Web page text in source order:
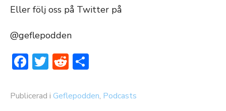
Eller följ oss på Twitter på
@geflepodden
Facebook
Twitter
Reddit
Publicerad i Geflepodden, Podcasts